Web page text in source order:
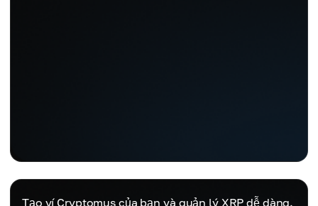
Tạo ví Cryptomus của bạn và quản lý XRP dễ dàng.